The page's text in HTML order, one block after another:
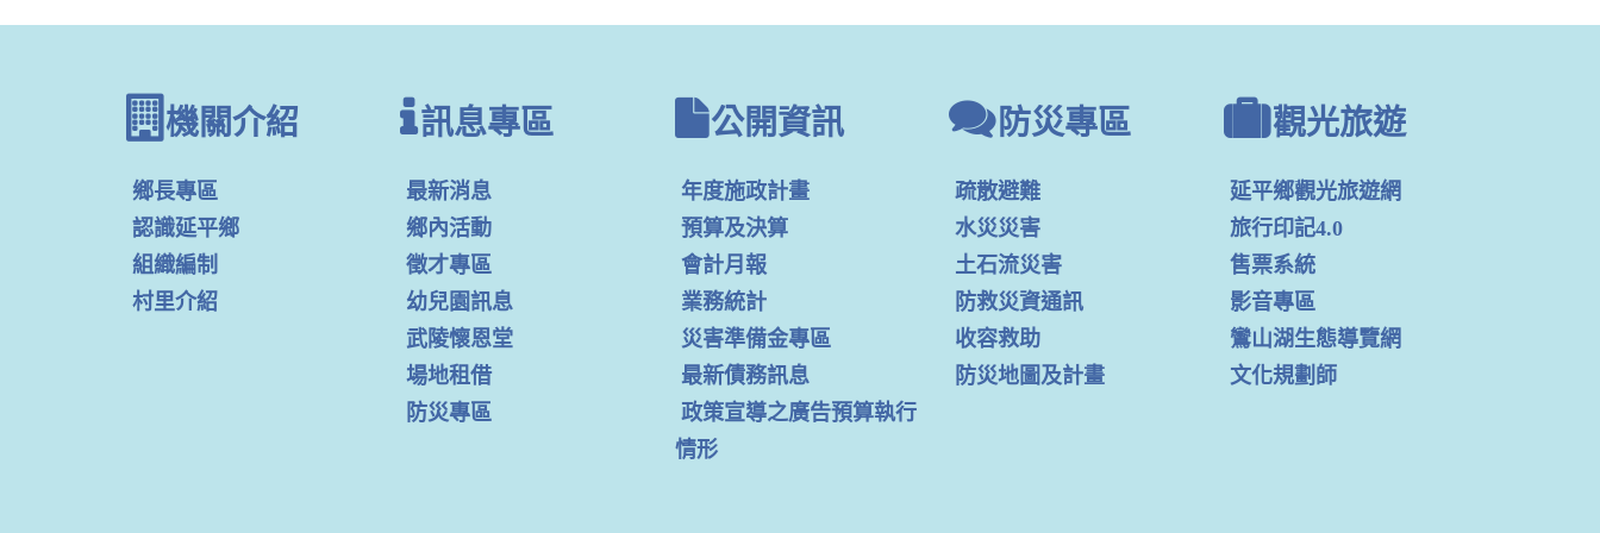
機關介紹
鄉長專區
認識延平鄉
組織編制
村里介紹
訊息專區
最新消息
鄉內活動
徵才專區
幼兒園訊息
武陵懷恩堂
場地租借
防災專區
公開資訊
年度施政計畫
預算及決算
會計月報
業務統計
災害準備金專區
最新債務訊息
政策宣導之廣告預算執行
情形
防災專區
疏散避難
水災災害
土石流災害
防救災資通訊
收容救助
防災地圖及計畫
觀光旅遊
延平鄉觀光旅遊網
旅行印記4.0
售票系統
影音專區
鸞山湖生態導覽網
文化規劃師